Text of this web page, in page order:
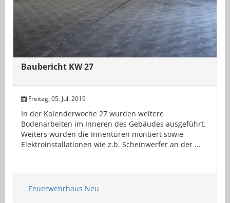
Baubericht KW 27
Freitag, 05. Juli 2019
In der Kalenderwoche 27 wurden weitere
Bodenarbeiten im Inneren des Gebäudes ausgeführt.
Weiters wurden die Innentüren montiert sowie
Elektroinstallationen wie z.b. Scheinwerfer an der ...
Feuerwehrhaus Neu